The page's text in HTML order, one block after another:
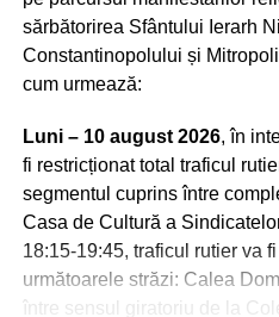
la o altitudine de 1.660 m,
Muntelui Bătrâna. Numele
Ialomiţa, care izvorăşte la 10
numit Obârşia Ialomiţei,
(2.479 m), aflat la 600 m de
mai mică de Vârful Ocolit,
Încărcătura deosebită a
timpului atât pe daci, cât şi pe
care se aflau în căutarea
rugăciune departe de
sărbătorirea Sfântului Ierarh
Constantinopolului și
cum urmează:
Luni – 10 august 2026, în
fi restricționat total traficul
segmentul cuprins între
Casa de Cultură a
18:15-19:45, traficul rutier va
următoarele străzi: Calea
între sensul giratoriu de la